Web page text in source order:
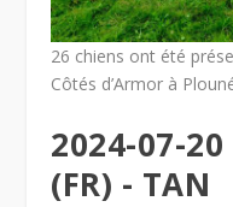
26 chiens ont été
Côtés d’Armor à
2024-07-20
(FR) - TAN